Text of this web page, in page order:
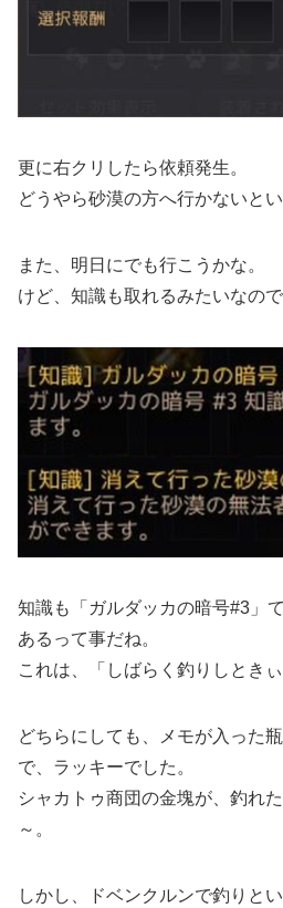
更に右クリしたら依頼発生。
どうやら砂漠の方へ行かないと
また、明日にでも行こうかな。
けど、知識も取れるみたいなの
知識も「ガルダッカの暗号#3」
あるって事だね。
これは、「しばらく釣りしとき
どちらにしても、メモが入った
で、ラッキーでした。
シャカトゥ商団の金塊が、釣れ
～。
しかし、ドベンクルンで釣りと